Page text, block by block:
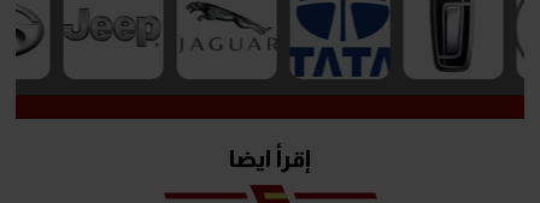
إقرأ ايضا